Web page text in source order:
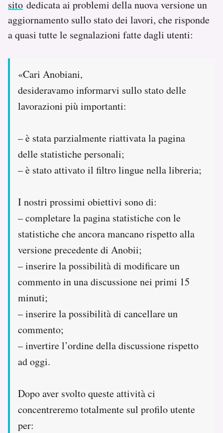
sito dedicata ai problemi della nuova versione un
aggiornamento sullo stato dei lavori, che risponde
a quasi tutte le segnalazioni fatte dagli utenti:
«Cari Anobiani,
desideravamo informarvi sullo stato delle
lavorazioni più importanti:
– è stata parzialmente riattivata la pagina
delle statistiche personali;
– è stato attivato il filtro lingue nella libreria;
I nostri prossimi obiettivi sono di:
– completare la pagina statistiche con le
statistiche che ancora mancano rispetto alla
versione precedente di Anobii;
– inserire la possibilità di modificare un
commento in una discussione nei primi 15
minuti;
– inserire la possibilità di cancellare un
commento;
– invertire l’ordine della discussione rispetto
ad oggi.
Dopo aver svolto queste attività ci
concentreremo totalmente sul profilo utente
per: